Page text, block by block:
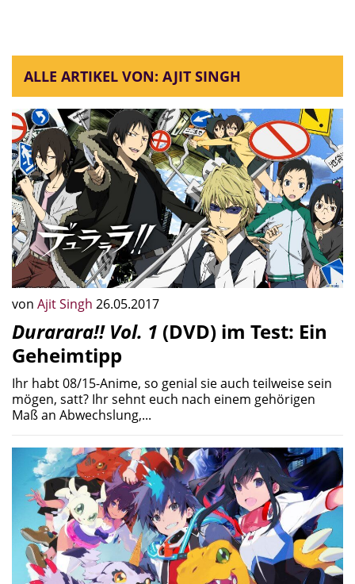
ALLE ARTIKEL VON: AJIT SINGH
von Ajit Singh 26.05.2017
Durarara!! Vol. 1 (DVD) im Test: Ein
Geheimtipp
Ihr habt 08/15-Anime, so genial sie auch teilweise sein
mögen, satt? Ihr sehnt euch nach einem gehörigen
Maß an Abwechslung,...